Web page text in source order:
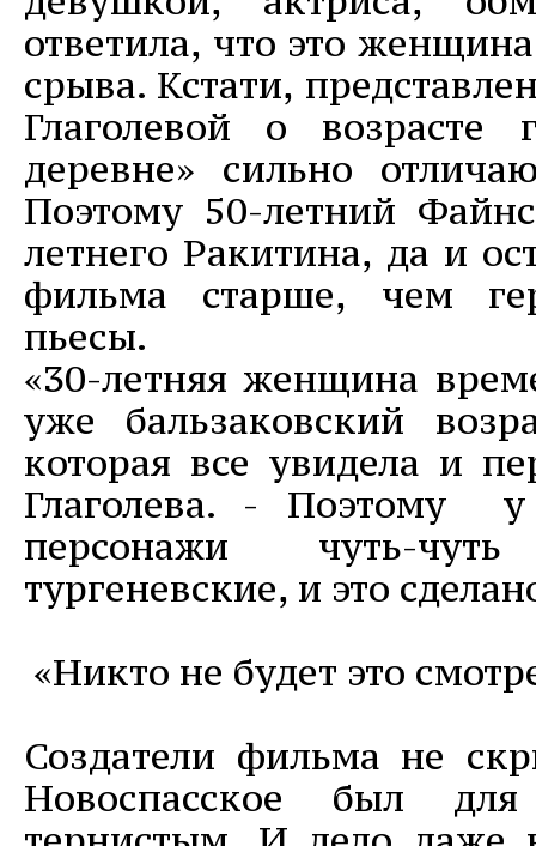
ответила, что это
срыва. Кстати,
Глаголевой о возрасте
деревне» сильно
Поэтому 50-летний
летнего Ракитина, да и
фильма старше, чем
пьесы.
«30-летняя женщина
уже бальзаковский
которая все увидела и
Глаголева. - Поэтому
персонажи чуть-
тургеневские, и это
«Никто не будет это
Создатели фильма не
Новоспасское был